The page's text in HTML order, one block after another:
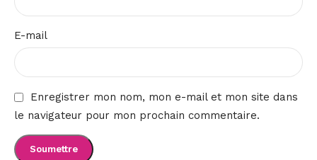
E-mail
Enregistrer mon nom, mon e-mail et mon site dans
le navigateur pour mon prochain commentaire.